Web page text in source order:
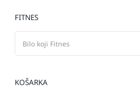
FITNES
KOŠARKA